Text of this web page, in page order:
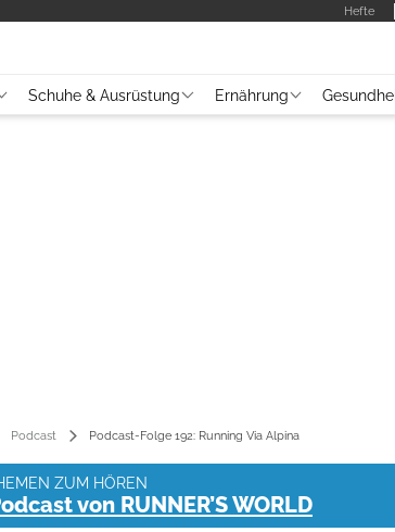
Hefte
Schuhe & Ausrüstung Ernährung
Podcast Podcast-Folge 192: Running Via Alpina
ZUM HÖREN
von RUNNER’S WORLD